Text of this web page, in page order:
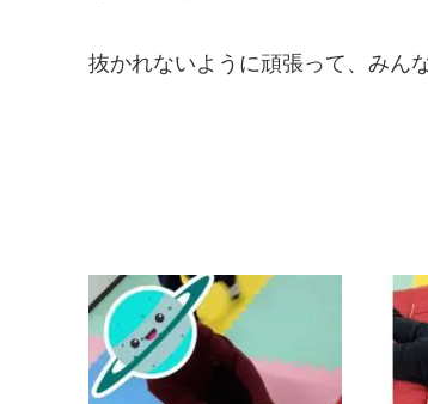
抜かれないように頑張って、みん